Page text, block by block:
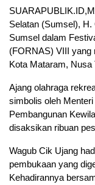
Selatan (Sumsel),
Sumsel dalam
(FORNAS) VIII yang
Kota Mataram, Nusa
Ajang olahraga
simbolis oleh
Pembangunan
disaksikan ribuan
Wagub Cik Ujang
pembukaan yang
Kehadirannya